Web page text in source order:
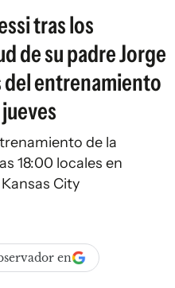
tras los
de su padre Jorge
del entrenamiento
de la
18:00 locales en
City
en